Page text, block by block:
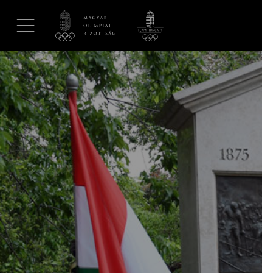
Hírek
Galéria
Dakar 2026
Los Angeles 2028
MOB
Kettőskarrier-program